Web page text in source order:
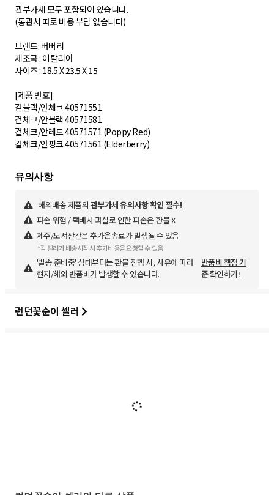
관부가세 모두 포함되어 있습니다.
(통관시 따로 비용 부담 없습니다)
브랜드: 버버리
제조국 : 이탈리아
사이즈 : 18.5 X 23.5 X 15
[제품 번호]
겉블랙/안체크 40571551
겉체크/안블랙 40571581
겉체크/안레드 40571571 (Poppy Red)
유의사항
해외배송 제품의 관부가세 유의사항 확인 필수!
파손 위험 / 택배사 과실로 인한 파손은 환불 X
제주/도서산간은 추가운송료가 발생될 수 있음
*각 셀러가 배송시작 시 추가비용을 요청할 수 있음
'발송 준비중' 상태부터는 환불 진행 시, 사유에 따라
현지/해외 반품비가 발생할 수 있습니다.
반품비 책정 기
준 확인하기!
런던꽃순이 셀러